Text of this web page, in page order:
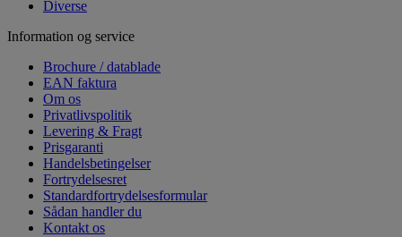
Diverse
Information og service
Brochure / datablade
EAN faktura
Om os
Privatlivspolitik
Levering & Fragt
Prisgaranti
Handelsbetingelser
Fortrydelsesret
Standardfortrydelsesformular
Sådan handler du
Kontakt os